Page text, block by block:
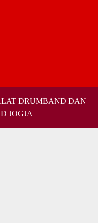
DRUMBAND DAN
JOGJA